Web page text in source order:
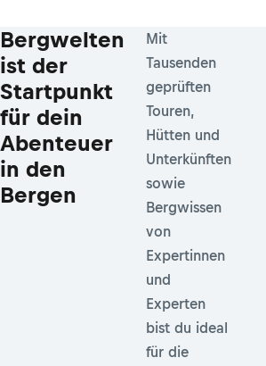
Bergwelten
ist der
Startpunkt
für dein
Abenteuer
in den
Bergen
Mit
Tausenden
geprüften
Touren,
Hütten und
Unterkünften
sowie
Bergwissen
von
Expertinnen
und
Experten
bist du ideal
für die